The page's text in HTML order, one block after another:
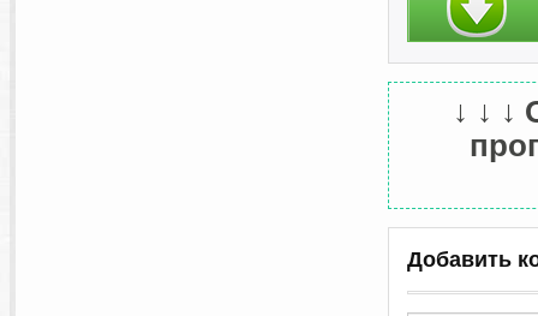
↓ ↓ ↓
Добавить